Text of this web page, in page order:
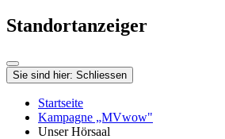
Standortanzeiger
Sie sind hier: Schliessen
Startseite
Kampagne „MVwow"
Unser Hörsaal